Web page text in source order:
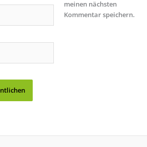
meinen nächsten
Kommentar speichern.